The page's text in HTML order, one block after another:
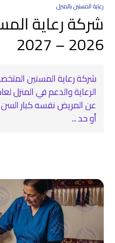
رعاية المسنين بالمنزل
شركة رعاية
2026 – 2027
شركة رعاية المسنين
عن المريض نفسه كبار
أو حد ...